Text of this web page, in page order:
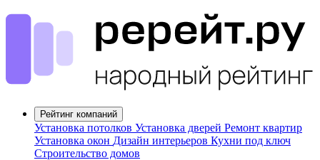
Рейтинг компаний
Установка потолков Установка дверей Ремонт квартир
Установка окон Дизайн интерьеров Кухни под ключ
Строительство домов